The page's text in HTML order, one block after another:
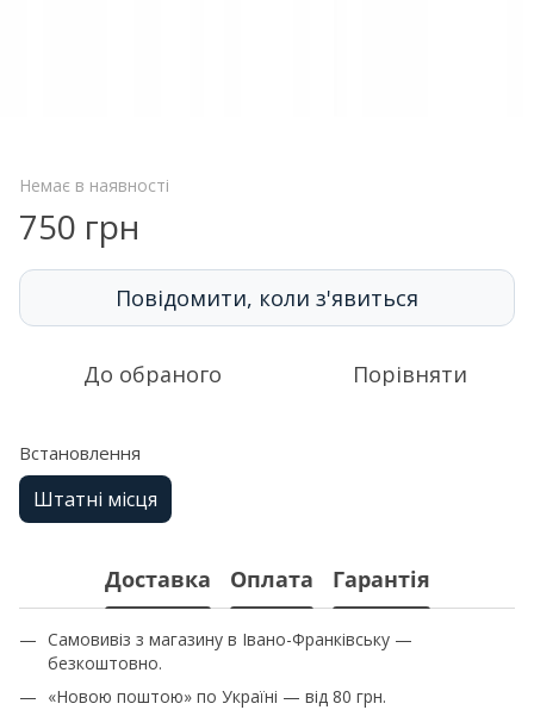
Немає в наявності
750 грн
Повідомити, коли з'явиться
До обраного Порівняти
Встановлення
Штатні місця
Доставка Оплата Гарантія
Самовивіз з магазину в Івано-Франківську —
безкоштовно.
«Новою поштою» по Україні — від 80 грн.